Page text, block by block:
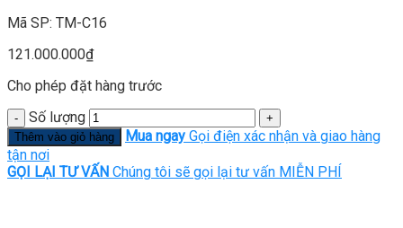
Mã SP: TM-C16
121.000.000₫
Cho phép đặt hàng trước
Số lượng
Thêm vào giỏ hàng Mua ngay Gọi điện xác nhận và giao hàng
tận nơi
GỌI LẠI TƯ VẤN Chúng tôi sẽ gọi lại tư vấn MIỄN PHÍ